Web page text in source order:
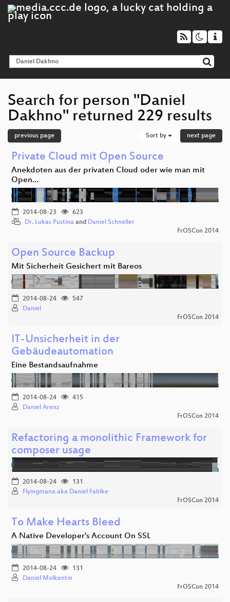
Search for person "Daniel
Dakhno" returned 229 results
previous page Sort by next page
Private Cloud mit Open Source
Anekdoten aus der privaten Cloud oder wie man mit
Open…
2014-08-23
623
Dr. Lukas Pustina and Daniel Schneller
FrOSCon 2014
Open Source Backup
Mit Sicherheit Gesichert mit Bareos
2014-08-24
547
Daniel
FrOSCon 2014
IT-Unsicherheit in der
Gebäudeautomation
Eine Bestandsaufnahme
2014-08-24
415
Daniel Arenz
FrOSCon 2014
Refactoring a monolithic Framework for
composer usage
2014-08-24
131
Flyingmana aka Daniel Fahlke
FrOSCon 2014
To Make Hearts Bleed
A Native Developer's Account On SSL
2014-08-24
131
Daniel Molkentin
FrOSCon 2014